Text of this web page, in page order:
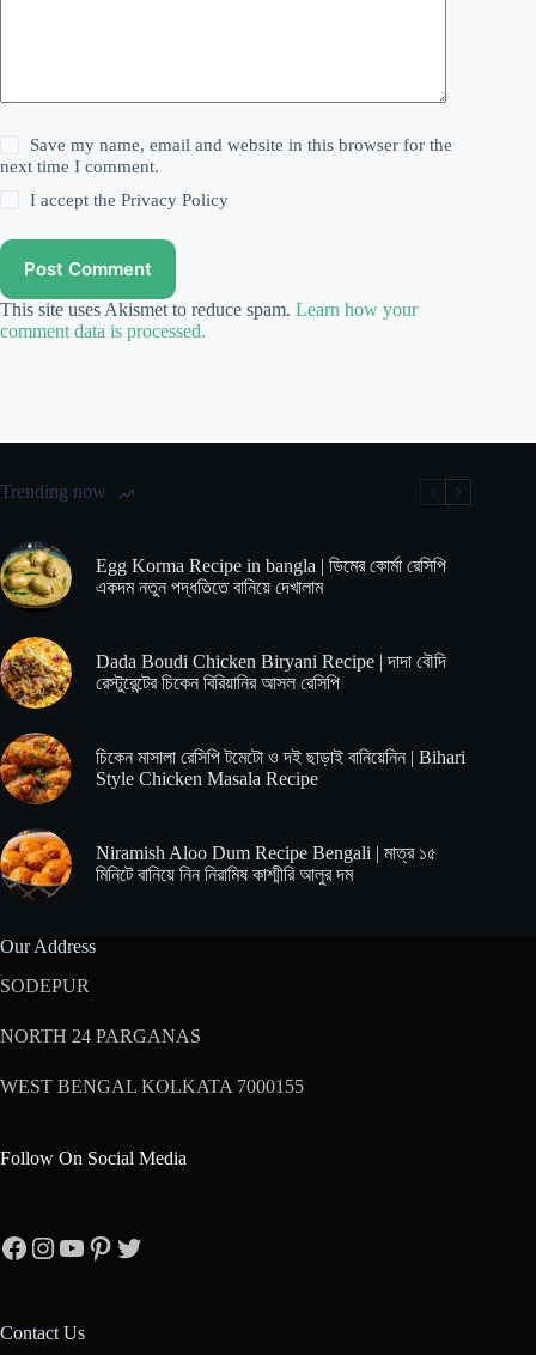
Save my name, email and website in this browser for the
next time I comment.
I accept thePrivacy Policy
Post Comment
This site uses Akismet to reduce spam. Learn how your
comment data is processed.
Trending now
Egg Korma Recipe in bangla | ডিমের কোর্মা রেসিপি
একদম নতুন পদ্ধতিতে বানিয়ে দেখালাম
Dada Boudi Chicken Biryani Recipe | দাদা বৌদি
রেস্টুরেন্টের চিকেন বিরিয়ানির আসল রেসিপি
চিকেন মাসালা রেসিপি টমেটো ও দই ছাড়াই বানিয়েনিন | Bihari
Style Chicken Masala Recipe
Niramish Aloo Dum Recipe Bengali | মাত্র ১৫
মিনিটে বানিয়ে নিন নিরামিষ কাশ্মীরি আলুর দম
Our Address
SODEPUR
NORTH 24 PARGANAS
WEST BENGAL KOLKATA 7000155
Follow On Social Media
Facebook
Instagram
YouTube
Pinterest
Twitter
Contact Us